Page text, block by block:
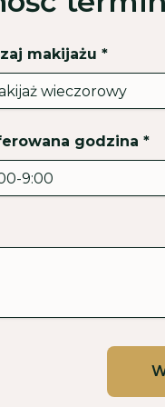
makijażu *
godzina *